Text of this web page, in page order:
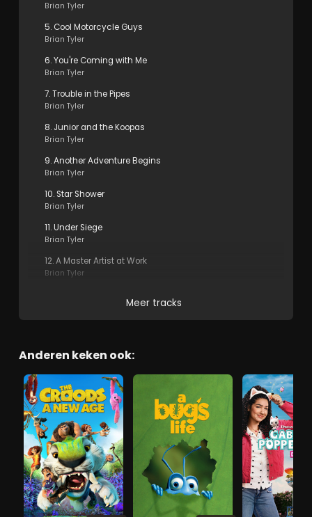
Brian Tyler
5. Cool Motorcycle Guys
Brian Tyler
6. You're Coming with Me
Brian Tyler
7. Trouble in the Pipes
Brian Tyler
8. Junior and the Koopas
Brian Tyler
9. Another Adventure Begins
Brian Tyler
10. Star Shower
Brian Tyler
11. Under Siege
Brian Tyler
12. A Master Artist at Work
Brian Tyler
Meer tracks
Anderen keken ook: